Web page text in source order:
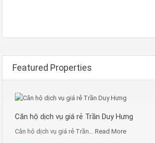
Featured Properties
Căn hộ dịch vụ giá rẻ Trần Duy Hưng
Căn hộ dịch vụ giá rẻ Trần… Read More